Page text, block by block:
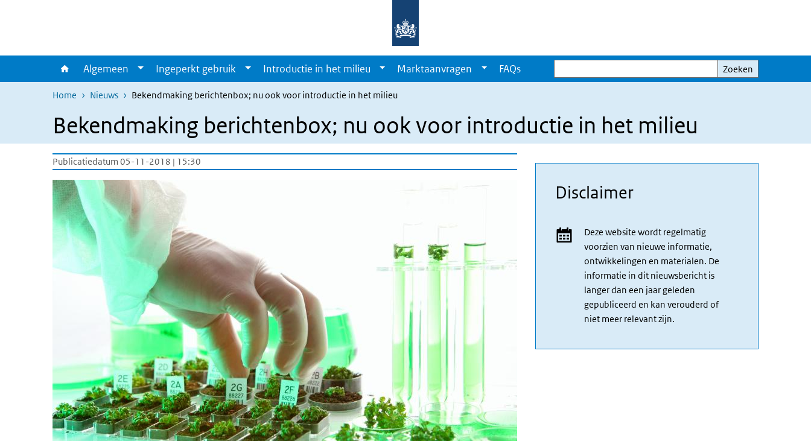
Algemeen Ingeperkt gebruik Introductie in het milieu Marktaanvragen FAQs
Zoeken
Zoeken
Home Nieuws Bekendmaking berichtenbox; nu ook voor introductie in het milieu
Bekendmaking berichtenbox; nu ook voor introductie in het milieu
Publicatiedatum 05-11-2018 | 15:30
Disclaimer
Deze website wordt regelmatig
voorzien van nieuwe informatie,
ontwikkelingen en materialen. De
informatie in dit nieuwsbericht is
langer dan een jaar geleden
gepubliceerd en kan verouderd of
niet meer relevant zijn.